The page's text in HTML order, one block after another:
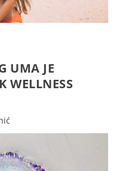
UMA JE
WELLNESS